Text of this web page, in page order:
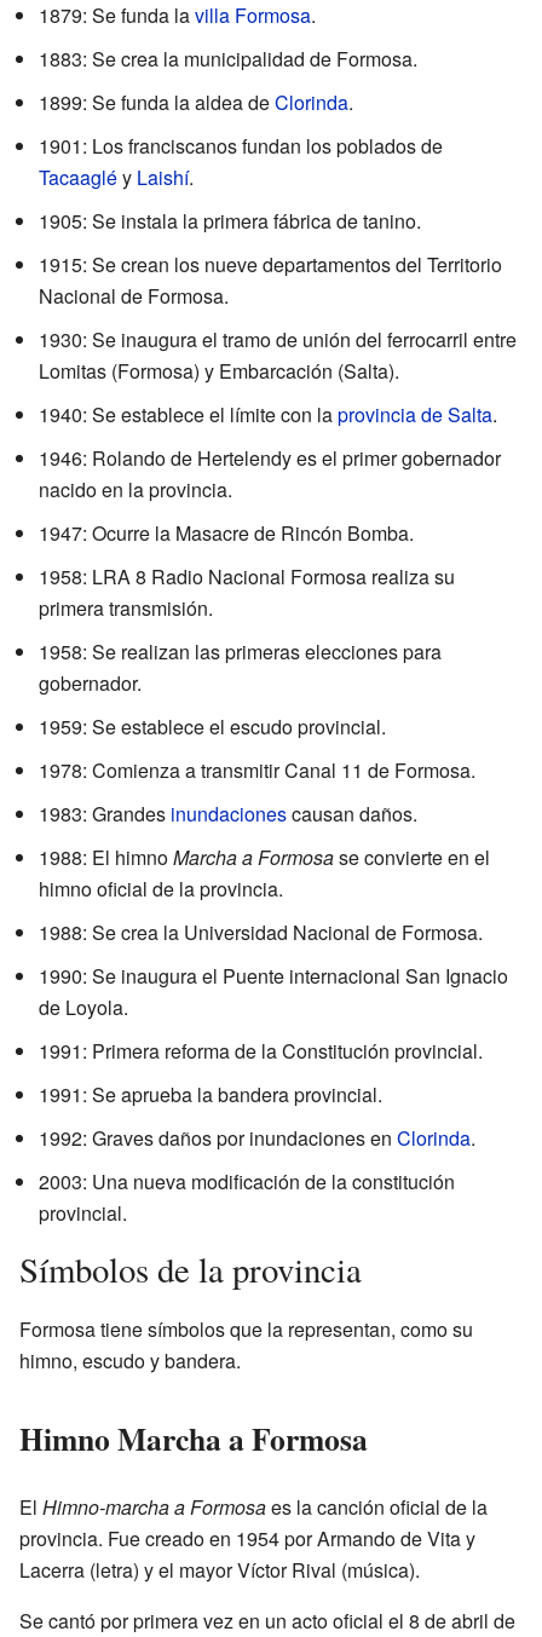
1879: Se funda lavilla Formosa.
1883: Se crea la municipalidad de Formosa.
1899: Se funda la aldea deClorinda.
1901: Los franciscanos fundan los poblados de
Tacaagléy Laishí.
1905: Se instala la primera fábrica de tanino.
1915: Se crean los nueve departamentos del Territorio
Nacional de Formosa.
1930: Se inaugura el tramo de unión del ferrocarril entre
Lomitas (Formosa) y Embarcación (Salta).
1940: Se establece el límite con laprovincia de Salta.
1946: Rolando de Hertelendy es el primer gobernador
nacido en la provincia.
1947: Ocurre la Masacre de Rincón Bomba.
1958: LRA 8 Radio Nacional Formosa realiza su
primera transmisión.
1958: Se realizan las primeras elecciones para
gobernador.
1959: Se establece el escudo provincial.
1978: Comienza a transmitir Canal 11 de Formosa.
1983: Grandes inundacionescausan daños.
1988: El himnoMarcha a Formosase convierte en el
himno oficial de la provincia.
1988: Se crea la Universidad Nacional de Formosa.
1990: Se inaugura el Puente internacional San Ignacio
de Loyola.
1991: Primera reforma de la Constitución provincial.
1991: Se aprueba la bandera provincial.
1992: Graves daños por inundaciones en Clorinda.
2003: Una nueva modificación de la constitución
provincial.
Símbolos de la provincia
Formosa tiene símbolos que la representan, como su
himno, escudo y bandera.
Himno Marcha a Formosa
El Himno-marcha a Formosaes la canción oficial de la
provincia. Fue creado en 1954 por Armando de Vita y
Lacerra (letra) y el mayor Víctor Rival (música).
Se cantó por primera vez en un acto oficial el 8 de abril de